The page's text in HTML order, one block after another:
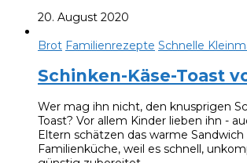
20. August 2020
Brot Familienrezepte Schnelle
Schinken-Käse-Toast
Wer mag ihn nicht, den knusprigen
Toast? Vor allem Kinder lieben ihn -
Eltern schätzen das warme Sandwich
Familienküche, weil es schnell,